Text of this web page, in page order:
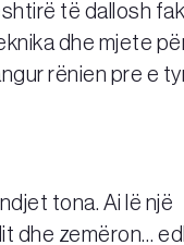
të dallosh
dhe mjete
rënien pre e
tona. Ai lë një
dhe zemëron…